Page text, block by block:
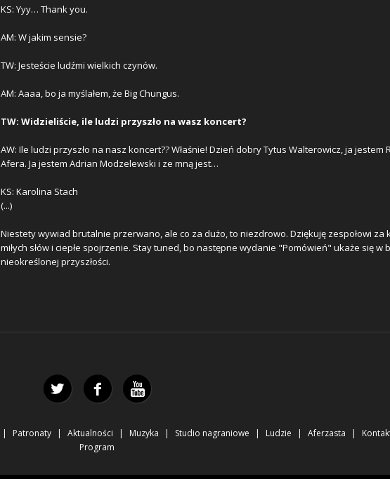
KS: Yyy… Thank you.
AM: W jakim sensie?
TW: Jesteście ludźmi wielkich czynów.
AM: Aaaa, bo ja myślałem, że Big Chungus.
TW: Widzieliście, ile ludzi przyszło na wasz koncert?
AW: Ile ludzi przyszło na nasz koncert?? Właśnie! Dzień dobry Tytus Walterowicz, ja jestem
Afera. Ja jestem Adrian Modzelewski i ze mną jest…
KS: Karolina Stach
(...)
Niestety wywiad brutalnie przerwano, ale co za dużo, to niezdrowo. Dziękuję zespołowi za
miłych słów i ciepłe spojrzenie. Stay tuned, bo następne wydanie "Pomówień" ukaże się w
nieokreślonej przyszłości.
Patronaty Aktualności Muzyka Studio nagraniowe Ludzie Aferzasta
Program